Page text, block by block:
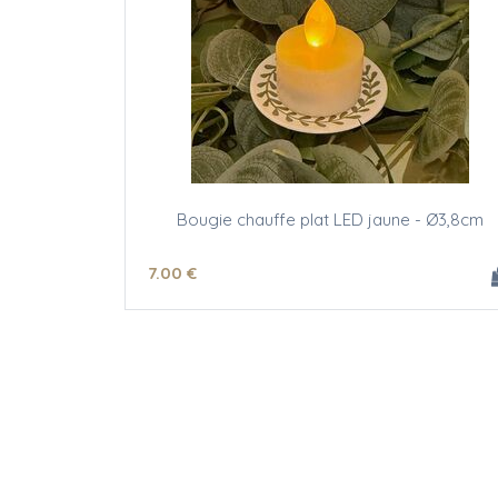
Bougie chauffe plat LED jaune - Ø3,8cm
7.00 €